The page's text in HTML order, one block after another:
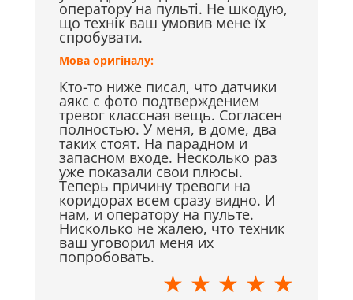
оператору на пульті. Не шкодую,
що технік ваш умовив мене їх
спробувати.
Мова оригіналу:
Кто-то ниже писал, что датчики
аякс с фото подтверждением
тревог классная вещь. Согласен
полностью. У меня, в доме, два
таких стоят. На парадном и
запасном входе. Несколько раз
уже показали свои плюсы.
Теперь причину тревоги на
коридорах всем сразу видно. И
нам, и оператору на пульте.
Нисколько не жалею, что техник
ваш уговорил меня их
попробовать.
★ ★ ★ ★ ★